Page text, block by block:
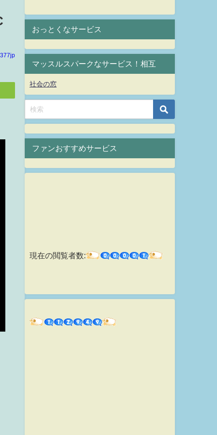
おっとくなサービス
マッスルスパークなサービス！相互
社会の窓
ファンおすすめサービス
現在の閲覧者数: